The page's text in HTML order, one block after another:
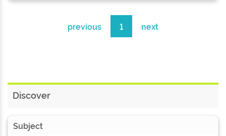
previous 1 next
Discover
Subject